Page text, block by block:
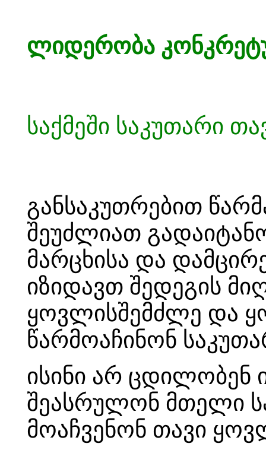
ლიდერობა
საქმეში საკუთარი
განსაკუთრებით
შეუძლიათ
მარცხისა და
იზიდავთ შედეგის
ყოვლისშემძლე და
წარმოაჩინონ
ისინი არ
შეასრულონ მთელი
მოაჩვენონ თავი